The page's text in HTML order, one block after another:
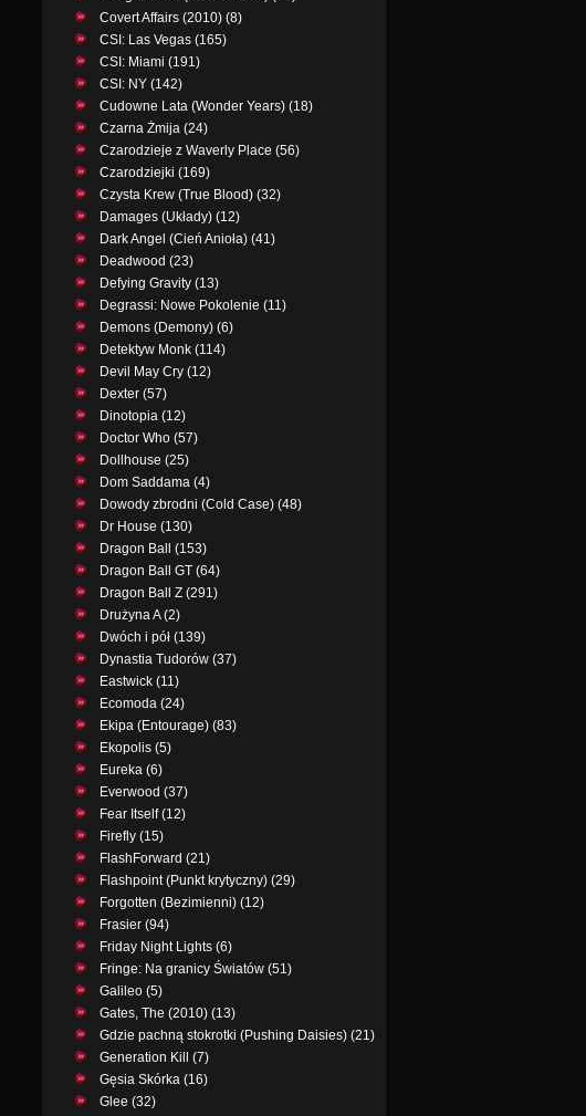
Covert Affairs (2010) (8)
CSI: Las Vegas (165)
CSI: Miami (191)
CSI: NY (142)
Cudowne Lata (Wonder Years) (18)
Czarna Żmija (24)
Czarodzieje z Waverly Place (56)
Czarodziejki (169)
Czysta Krew (True Blood) (32)
Damages (Układy) (12)
Dark Angel (Cień Anioła) (41)
Deadwood (23)
Defying Gravity (13)
Degrassi: Nowe Pokolenie (11)
Demons (Demony) (6)
Detektyw Monk (114)
Devil May Cry (12)
Dexter (57)
Dinotopia (12)
Doctor Who (57)
Dollhouse (25)
Dom Saddama (4)
Dowody zbrodni (Cold Case) (48)
Dr House (130)
Dragon Ball (153)
Dragon Ball GT (64)
Dragon Ball Z (291)
Drużyna A (2)
Dwóch i pół (139)
Dynastia Tudorów (37)
Eastwick (11)
Ecomoda (24)
Ekipa (Entourage) (83)
Ekopolis (5)
Eureka (6)
Everwood (37)
Fear Itself (12)
Firefly (15)
FlashForward (21)
Flashpoint (Punkt krytyczny) (29)
Forgotten (Bezimienni) (12)
Frasier (94)
Friday Night Lights (6)
Fringe: Na granicy Światów (51)
Galileo (5)
Gates, The (2010) (13)
Gdzie pachną stokrotki (Pushing Daisies) (21)
Generation Kill (7)
Gęsia Skórka (16)
Glee (32)